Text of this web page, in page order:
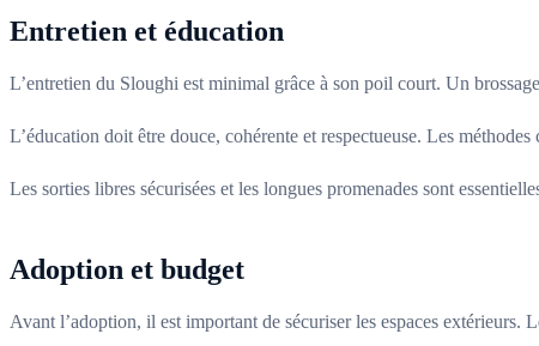
Entretien et éducation
L’entretien du Sloughi est minimal grâce à son poil court. Un
L’éducation doit être douce, cohérente et respectueuse. Les
Les sorties libres sécurisées et les longues promenades sont
Adoption et budget
Avant l’adoption, il est important de sécuriser les espaces extérieurs.